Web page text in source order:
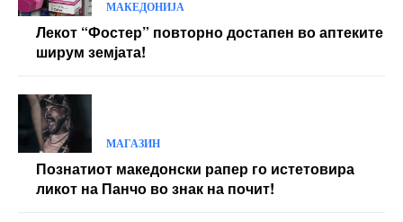
МАКЕДОНИЈА
Лекот “Фостер” повторно достапен во аптеките
ширум земјата!
МАГАЗИН
Познатиот македонски рапер го истетовира
ликот на Панчо во знак на почит!